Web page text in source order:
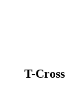
T-Cross